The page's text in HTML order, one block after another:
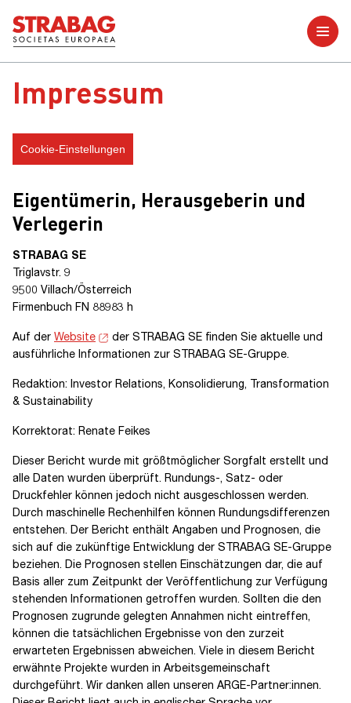
Weitere Berichte
Impressum
Cookie-Einstellungen
Eigentümerin, Herausgeberin und
Verlegerin
STRABAG SE
Triglavstr. 9
9500 Villach/Österreich
Firmenbuch FN 88983 h
Auf der Website der STRABAG SE finden Sie aktuelle und
ausführliche Informationen zur STRABAG SE-Gruppe.
Redaktion: Investor Relations, Konsolidierung, Transformation
& Sustainability
Korrektorat: Renate Feikes
Dieser Bericht wurde mit größtmöglicher Sorgfalt erstellt und
alle Daten wurden überprüft. Rundungs-, Satz- oder
Druckfehler können jedoch nicht ausgeschlossen werden.
Durch maschinelle Rechenhilfen können Rundungsdifferenzen
entstehen. Der Bericht enthält Angaben und Prognosen, die
sich auf die zukünftige Entwicklung der STRABAG SE-Gruppe
beziehen. Die Prognosen stellen Einschätzungen dar, die auf
Basis aller zum Zeitpunkt der Veröffentlichung zur Verfügung
stehenden Informationen getroffen wurden. Sollten die den
Prognosen zugrunde gelegten Annahmen nicht eintreffen,
können die tatsächlichen Ergebnisse von den zurzeit
erwarteten Ergebnissen abweichen. Viele in diesem Bericht
erwähnte Projekte wurden in Arbeitsgemeinschaft
durchgeführt. Wir danken allen unseren ARGE-Partner:innen.